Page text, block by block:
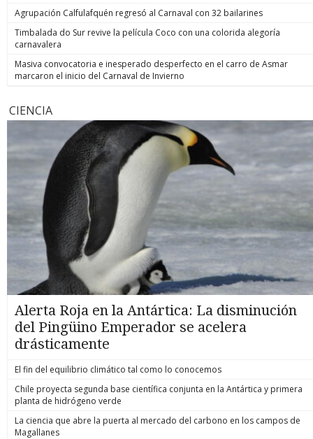
Agrupación Calfulafquén regresó al Carnaval con 32 bailarines
Timbalada do Sur revive la película Coco con una colorida alegoría
carnavalera
Masiva convocatoria e inesperado desperfecto en el carro de Asmar
marcaron el inicio del Carnaval de Invierno
CIENCIA
Alerta Roja en la Antártica: La disminución
del Pingüino Emperador se acelera
drásticamente
El fin del equilibrio climático tal como lo conocemos
Chile proyecta segunda base científica conjunta en la Antártica y primera
planta de hidrógeno verde
La ciencia que abre la puerta al mercado del carbono en los campos de
Magallanes